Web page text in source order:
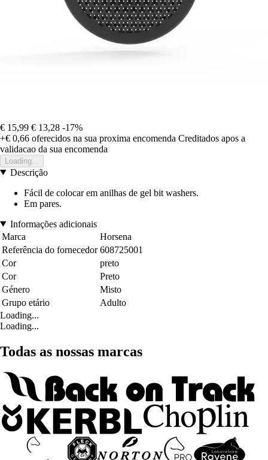
€ 15,99 € 13,28 -17%
+€ 0,66 oferecidos na sua proxima encomenda Creditados apos a
validacao da sua encomenda
Loading...
Descrição
Fácil de colocar em anilhas de gel bit washers.
Em pares.
Informações adicionais
Marca
Horsena
Referência do fornecedor 608725001
Cor
preto
Cor
Preto
Género
Misto
Grupo etário
Adulto
Loading...
Loading...
Todas as nossas marcas